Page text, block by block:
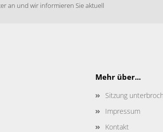
an und wir informieren Sie aktuell
Mehr über...
Sitzung
Impressum
Kontakt